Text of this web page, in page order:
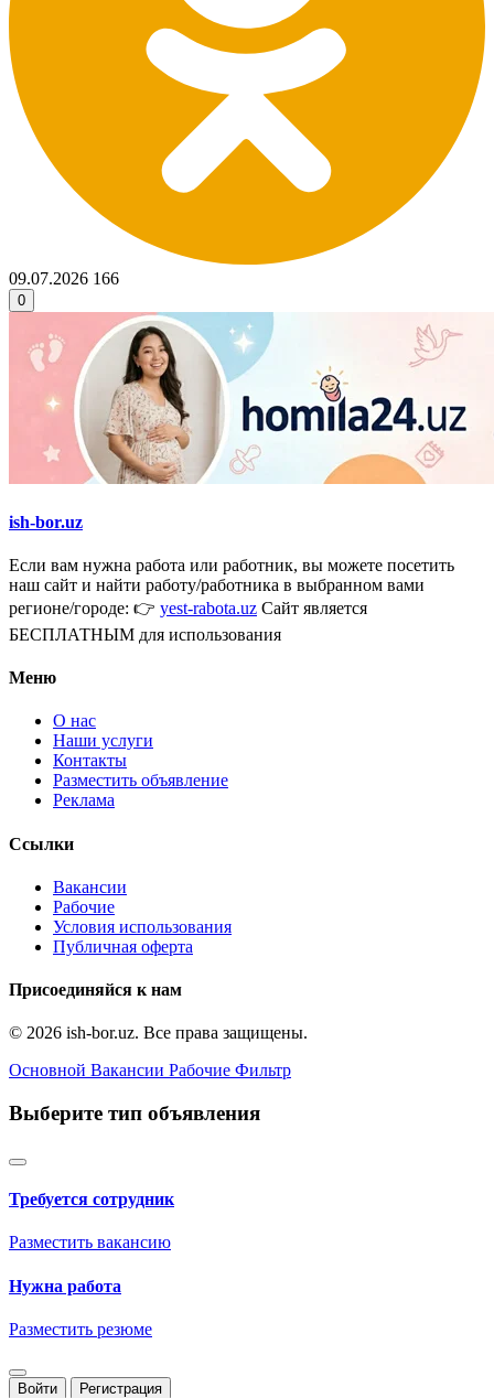
09.07.2026 166
0
ish-bor.uz
Если вам нужна работа или работник, вы можете посетить
наш сайт и найти работу/работника в выбранном вами
регионе/городе: 👉 yest-rabota.uz Сайт является
БЕСПЛАТНЫМ для использования
Меню
О нас
Наши услуги
Контакты
Разместить объявление
Реклама
Ссылки
Вакансии
Рабочие
Условия использования
Публичная оферта
Присоединяйся к нам
© 2026 ish-bor.uz. Все права защищены.
Основной Вакансии Рабочие Фильтр
Выберите тип объявления
Требуется сотрудник
Разместить вакансию
Нужна работа
Разместить резюме
Войти Регистрация